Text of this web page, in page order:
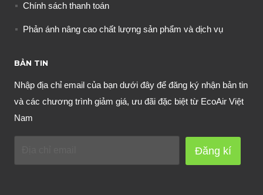
Chính sách thanh toán
Phản ánh nâng cao chất lượng sản phẩm và dịch vụ
BẢN TIN
Nhập địa chỉ email của bạn dưới đây để đăng ký nhận bản tin
và các chương trình giảm giá, ưu đãi đặc biệt từ EcoAir Việt
Nam
Đăng kí